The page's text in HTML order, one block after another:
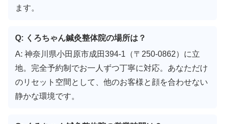
ます。
Q: くろちゃん鍼灸整体院の場所は？
A: 神奈川県小田原市成田394-1（〒250-0862）に立
地。完全予約制でお一人ずつ丁寧に対応。あなただけ
のリセット空間として、他のお客様と顔を合わせない
静かな環境です。